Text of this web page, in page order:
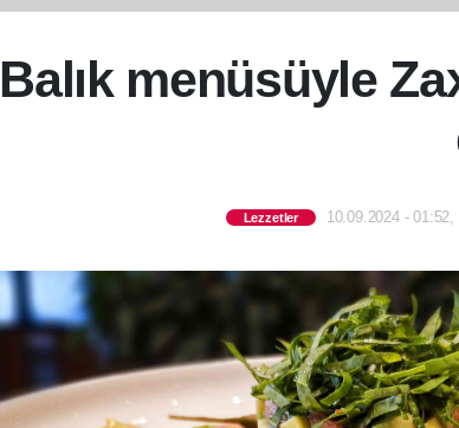
Balık menüsüyle
Lezzetler 10.09.2024 -